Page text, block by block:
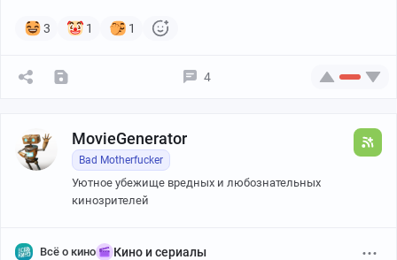
3 1 1
4
MovieGenerator
Bad Motherfucker
Уютное убежище вредных и любознательных
кинозрителей
Всё о кино Кино и сериалы